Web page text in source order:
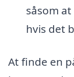
såsom
hvis det
At finde en